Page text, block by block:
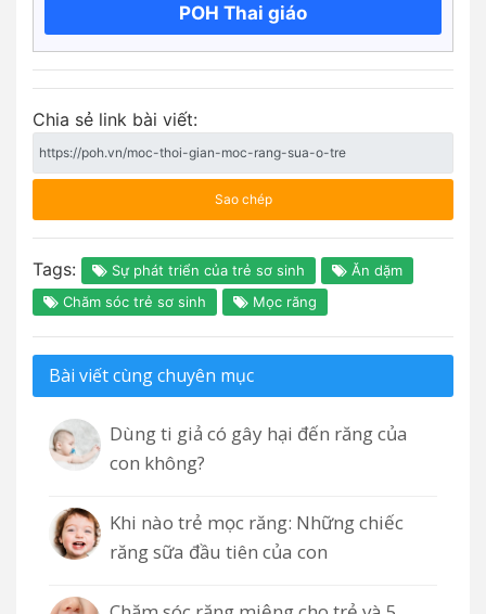
POH Thai giáo
Chia sẻ link bài viết:
Sao chép
Tags: Sự phát triển của trẻ sơ sinh
Ăn dặm
Chăm sóc trẻ sơ sinh
Mọc răng
Bài viết cùng chuyên mục
Dùng ti giả có gây hại đến răng của
con không?
Khi nào trẻ mọc răng: Những chiếc
răng sữa đầu tiên của con